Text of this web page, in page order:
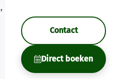
Contact
Direct boeken
binnenkort gaan